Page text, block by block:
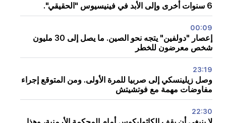
6 سنوات أخرى وإلى الأبد في فينيسيوس "الحقيقي".
00:09
إعصار "دولفين" يتجه نحو الصين. ما يصل إلى 30 مليون
شخص معرضون للخطر
23:19
وصل زيلينسكي إلى صربيا للمرة الأولى. ومن المتوقع إجراء
مفاوضات مهمة مع فوتشيتش
22:30